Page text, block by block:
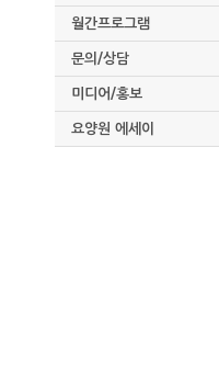
월간프로그램
문의/상담
미디어/홍보
요양원 에세이